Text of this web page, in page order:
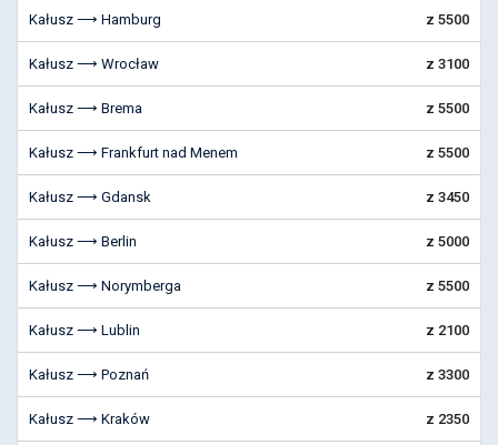
Kałusz ⟶ Hamburg z 5500
Kałusz ⟶ Wrocław z 3100
Kałusz ⟶ Brema z 5500
Kałusz ⟶ Frankfurt nad Menem z 5500
Kałusz ⟶ Gdansk z 3450
Kałusz ⟶ Berlin z 5000
Kałusz ⟶ Norymberga z 5500
Kałusz ⟶ Lublin z 2100
Kałusz ⟶ Poznań z 3300
Kałusz ⟶ Kraków z 2350